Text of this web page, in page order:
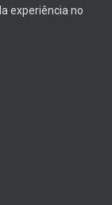
experiência no